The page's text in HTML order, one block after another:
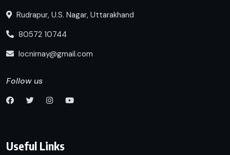
Rudrapur, U.S. Nagar, Uttarakhand
80572 10744
locnirnay@gmail.com
Follow us
Useful Links